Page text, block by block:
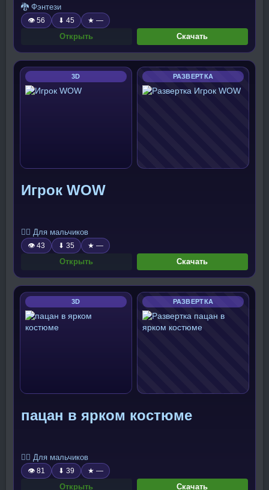
🐉 Фэнтези
👁 56 ⬇ 45 ★ —
Открыть Скачать
3D РАЗВЕРТКА
Игрок WOW
🧍‍♂️ Для мальчиков
👁 43 ⬇ 35 ★ —
Открыть Скачать
3D РАЗВЕРТКА
пацан в ярком костюме
🧍‍♂️ Для мальчиков
👁 81 ⬇ 39 ★ —
Открыть Скачать